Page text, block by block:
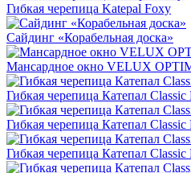
Гибкая черепица Katepal Foxy
Сайдинг «Корабельная доска»
Мансардное окно VELUX
Гибкая черепица Катепал
Гибкая черепица Катепал
Гибкая черепица Катепал